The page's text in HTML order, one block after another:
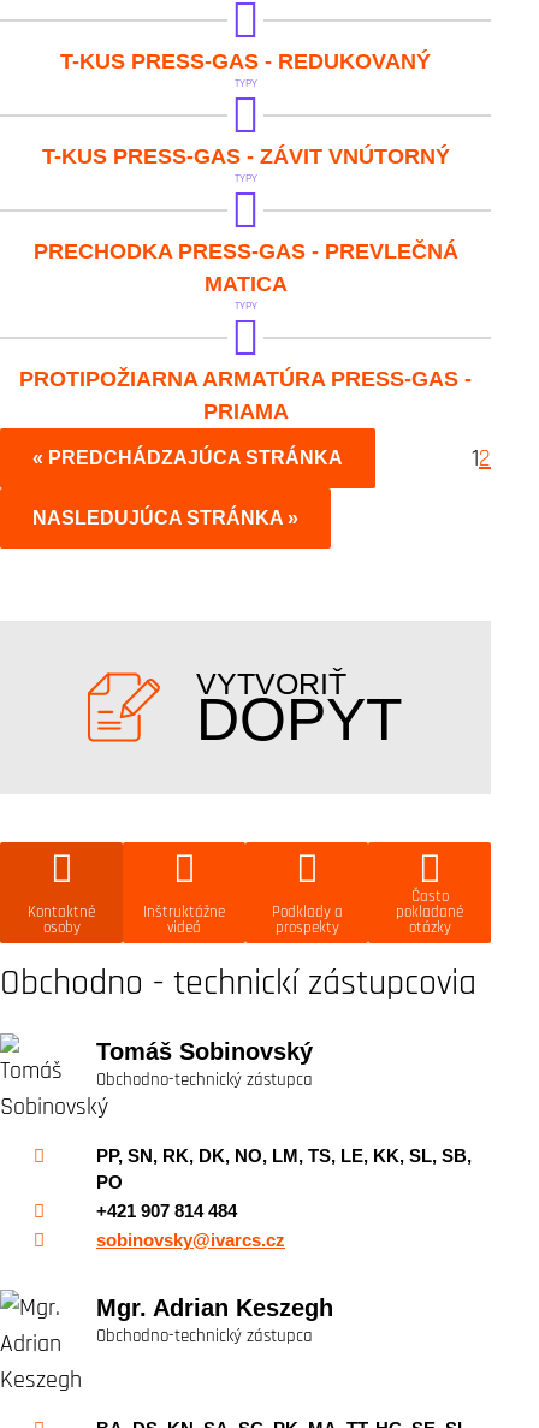
T-KUS PRESS-GAS - REDUKOVANÝ
TYPY
IVAR.PT 5722-GAS
T-KUS PRESS-GAS - ZÁVIT VNÚTORNÝ
TYPY
PRECHODKA PRESS-GAS - PREVLEČNÁ
MATICA
TYPY
IVAR.TASK 510
PROTIPOŽIARNA ARMATÚRA PRESS-GAS -
PRIAMA
« PREDCHÁDZAJÚCA STRÁNKA 12
NASLEDUJÚCA STRÁNKA »
VYTVORIŤ
DOPYT
Kontaktné
osoby
Inštruktážne
videá
Podklady a
prospekty
Často
pokladané
otázky
Obchodno - technickí zástupcovia
Tomáš Sobinovský
Obchodno-technický zástupca
PP, SN, RK, DK, NO, LM, TS, LE, KK, SL, SB,
PO
+421 907 814 484
sobinovsky@ivarcs.cz
Mgr. Adrian Keszegh
Obchodno-technický zástupca